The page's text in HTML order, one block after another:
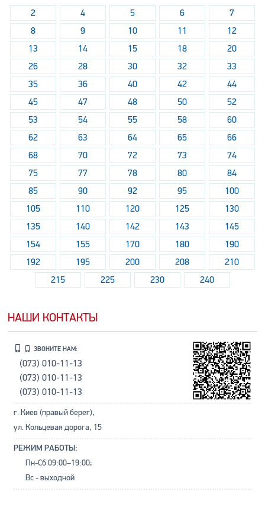
2 4 5 6
7
8
9 10 11
12
13
14 15 18
20
26
28 30 32
33
35
36 40 42
44
45
47 48 50
52
53
54 55 58
60
62
63 64 65
66
68
70 72 73
74
75
77 78 80
84
85
90 92 95
100
105
110 120 125
130
135
140 142 143
145
154
155 170 180
190
192
195 200 208
210
215
225 230 240
НАШИ КОНТАКТЫ
ЗВОНИТЕ НАМ:
(073) 010-11-13
(073) 010-11-13
(073) 010-11-13
г. Киев (правый берег),
ул. Кольцевая дорога, 15
РЕЖИМ РАБОТЫ:
Пн-Сб 09:00–19:00;
Вс - выходной